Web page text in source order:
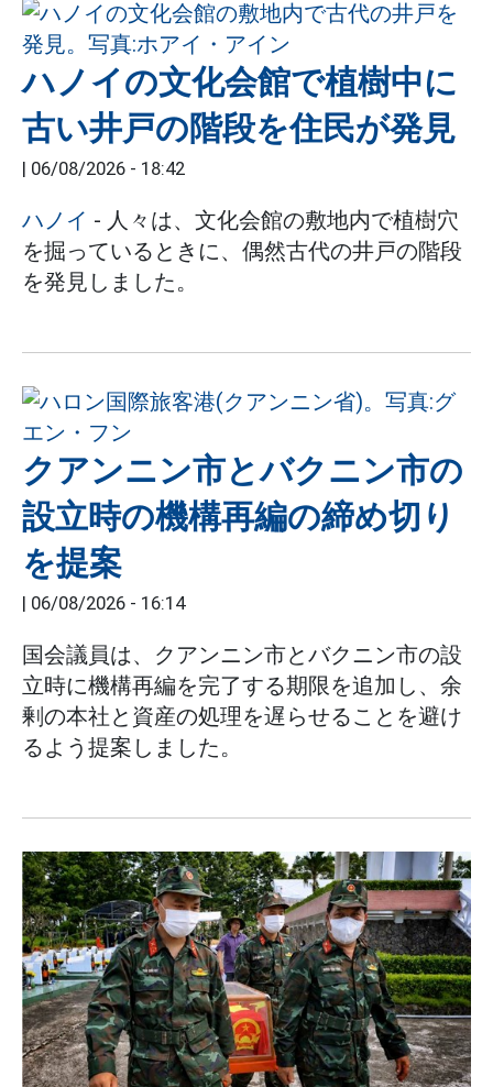
ハノイの文化会館で植樹中に
古い井戸の階段を住民が発見
| 06/08/2026 - 18:42
ハノイ - 人々は、文化会館の敷地内で植樹穴
を掘っているときに、偶然古代の井戸の階段
を発見しました。
クアンニン市とバクニン市の
設立時の機構再編の締め切り
を提案
| 06/08/2026 - 16:14
国会議員は、クアンニン市とバクニン市の設
立時に機構再編を完了する期限を追加し、余
剰の本社と資産の処理を遅らせることを避け
るよう提案しました。